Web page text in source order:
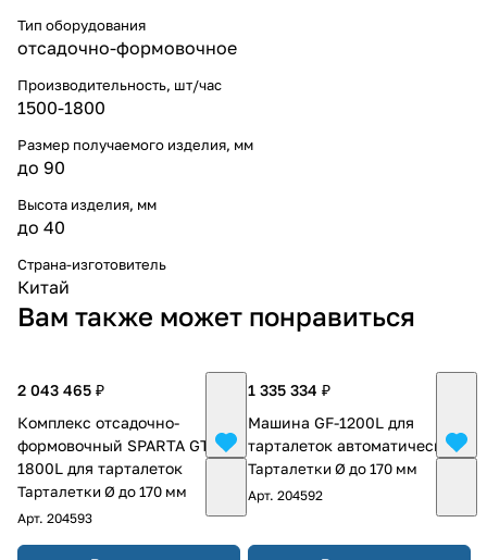
Тип оборудования
отсадочно-формовочное
Производительность, шт/час
1500-1800
Размер получаемого изделия, мм
до 90
Высота изделия, мм
до 40
Страна-изготовитель
Китай
Вам также может понравиться
2 043 465 ₽
Комплекс отсадочно-
формовочный SPARTA GT-
1800L для тарталеток
Тарталетки Ø до 170 мм
Арт. 204593
1 335 334 ₽
Машина GF-1200L для
тарталеток автоматическая
Тарталетки Ø до 170 мм
Арт. 204592